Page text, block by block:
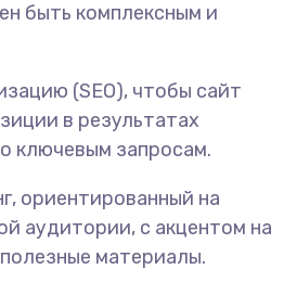
быть комплексным и
(SEO), чтобы сайт
в результатах
ключевым запросам.
ориентированный на
аудитории, с акцентом на
материалы.